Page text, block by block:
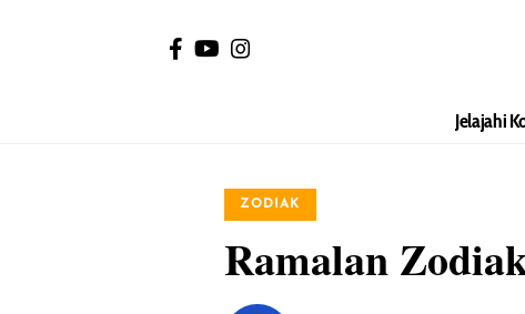
Jelajahi
ZODIAK
Ramalan